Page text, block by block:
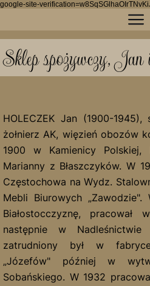
google-site-
HOLECZEK Jan (1900-1945),
żołnierz AK, więzień obozów
w Kamienicy Polskiej, był
Błaszczyków. W 1923-24
Wydz. Stalowni, a w 1924-25
„Zawodzie". W 1929
pracował w
Nadleśnictwie Złota Wieś. Od
wyrobów drzewnych
Kazimierza Sobańskiego. W
lasów w Nadleśnictwie
Sklep spożywczy,